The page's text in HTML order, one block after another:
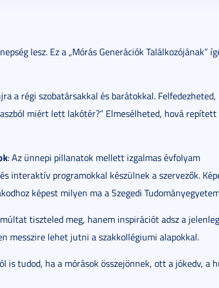
lesz. Ez a „Mórás Generációk Találkozójának”
a régi szobatársakkal és barátokkal. Felfedezheted,
miért lett lakótér?” Elmesélheted, hová repített
: Az ünnepi pillanatok mellett izgalmas évfolyam
interaktív programokkal készülnek a szervezők.
képest milyen ma a Szegedi
tiszteled meg, hanem inspirációt adsz a
messzire lehet jutni a szakkollégiumi alapokkal.
is tudod, ha a mórások összejönnek, ott a jókedv, a